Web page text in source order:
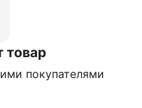
товар
покупателями